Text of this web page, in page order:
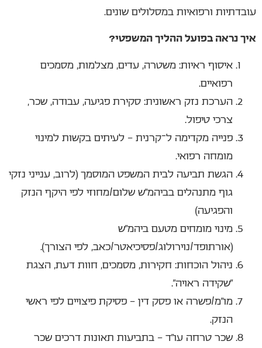
עובדתיות ורפואיות במסלולים שונים.
איך נראה בפועל ההליך המשפטי?
איסוף ראיות: משטרה, עדים, מצלמות, מסמכים
רפואיים.
הערכת נזק ראשונית: סקירת פגיעה, עבודה, שכר,
צרכי טיפול.
פנייה מקדימה ל־קרנית – לעיתים בקשות למינוי
מומחה רפואי.
הגשת תביעה לבית המשפט המוסמך (לרוב, ענייני נזקי
גוף מתנהלים בביהמ״ש שלום/מחוזי לפי היקף הנזק
והפגיעה)
מינוי מומחים מטעם ביהמ״ש
(אורתופד/נוירולוג/פסיכיאטר/כאב, לפי הצורך).
ניהול הוכחות: חקירות, מסמכים, חוות דעת, הצגת
“שקידה ראויה”.
מו״מ/פשרה או פסק דין – פסיקת פיצויים לפי ראשי
הנזק.
שכר טרחה עו״ד – בתביעות תאונות דרכים שכר